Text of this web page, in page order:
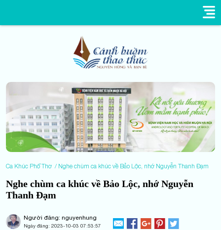
Ca Khúc Phổ Thơ Nghe chùm ca khúc về Bảo Lộc, nhớ Nguyễn Thanh Đạm
Nghe chùm ca khúc về Bảo Lộc, nhớ Nguyễn
Thanh Đạm
Người đăng: nguyenhung
Ngày đăng: 2023-10-03 07:53:57